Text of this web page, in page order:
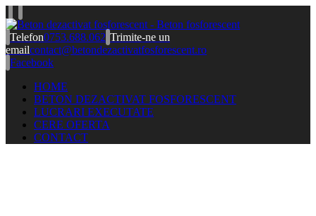
Telefon0753.688.062 Trimite-ne un
emailcontact@betondezactivatfosforescent.ro
Facebook
HOME
BETON DEZACTIVAT FOSFORESCENT
LUCRARI EXECUTATE
CERE OFERTA
CONTACT